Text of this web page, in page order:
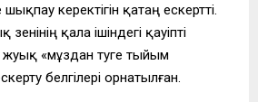
керектігін қатаң ескертті.
қала ішіндегі қауіпті
«мұздан өтуге тыйым
белгілері орнатылған.